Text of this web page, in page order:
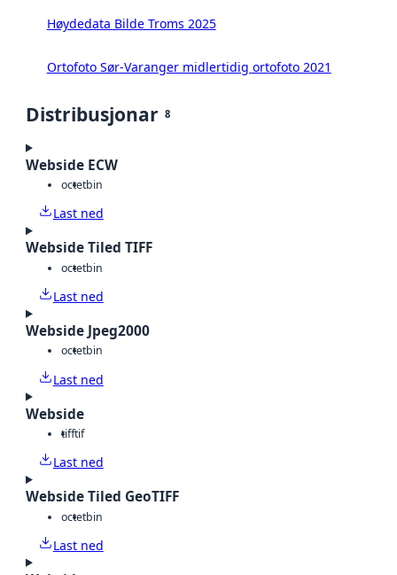
Høydedata Bilde Troms 2025
Ortofoto Sør-Varanger midlertidig ortofoto 2021
Distribusjonar 8
Webside ECW
octetbin
Last ned
Webside Tiled TIFF
octetbin
Last ned
Webside Jpeg2000
octetbin
Last ned
Webside
tifftif
Last ned
Webside Tiled GeoTIFF
octetbin
Last ned